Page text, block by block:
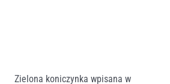
Zielona koniczynka wpisana w